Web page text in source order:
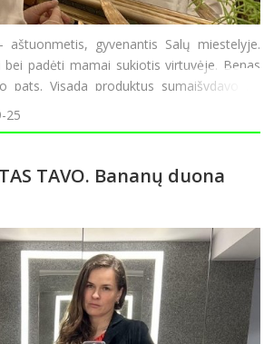
aštuonmetis, gyvenantis Salų miestelyje.
bei padėti mamai sukiotis virtuvėje. Benas
pats. Visada produktus sumaišydavo „iš
Sirenai“ paprašius mažoj
25
TAVO. Bananų duona